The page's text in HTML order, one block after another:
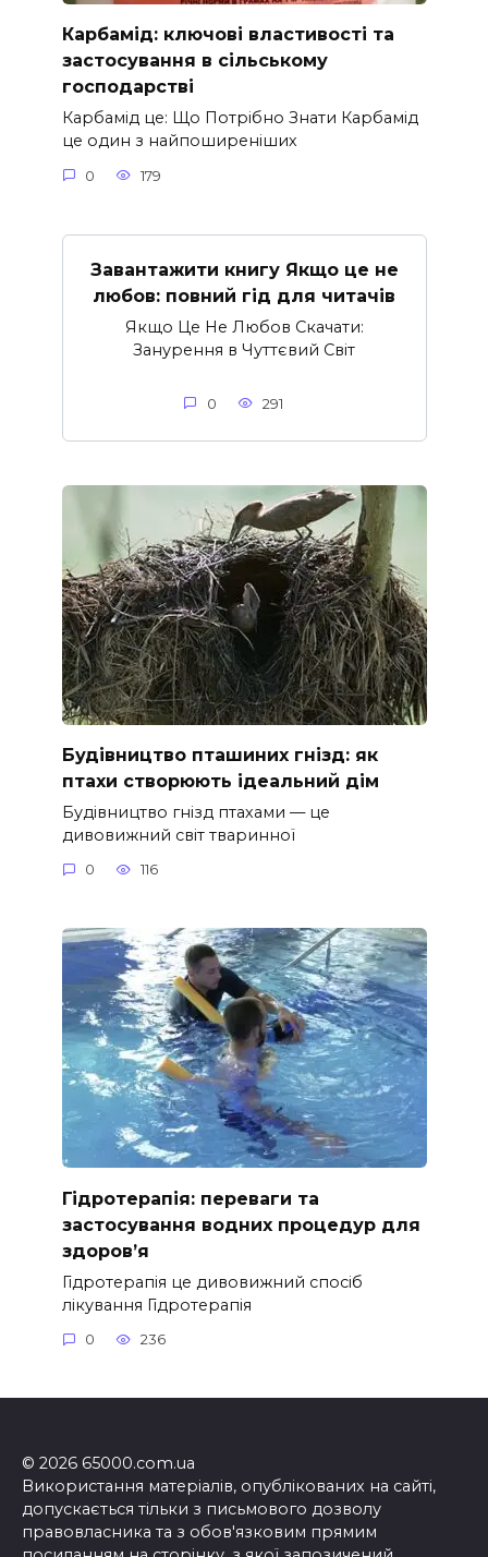
Карбамід: ключові властивості та
застосування в сільському
господарстві
Карбамід це: Що Потрібно Знати Карбамід
це один з найпоширеніших
0 179
Завантажити книгу Якщо це не
любов: повний гід для читачів
Якщо Це Не Любов Скачати:
Занурення в Чуттєвий Світ
0 291
Будівництво пташиних гнізд: як
птахи створюють ідеальний дім
Будівництво гнізд птахами — це
дивовижний світ тваринної
0 116
Гідротерапія: переваги та
застосування водних процедур для
здоров’я
Гідротерапія це дивовижний спосіб
лікування Гідротерапія
0 236
© 2026 65000.com.ua
Використання матеріалів, опублікованих на сайті,
допускається тільки з письмового дозволу
правовласника та з обов'язковим прямим